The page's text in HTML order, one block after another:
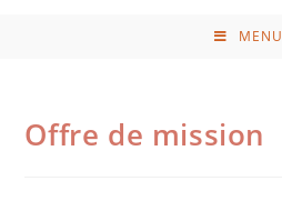
MENU
Offre de mission